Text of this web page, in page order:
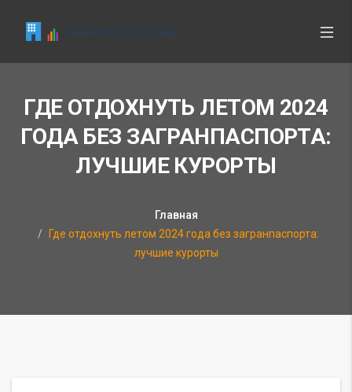
ГДЕ ОТДОХНУТЬ ЛЕТОМ 2024
ГОДА БЕЗ ЗАГРАНПАСПОРТА:
ЛУЧШИЕ КУРОРТЫ
Главная
Где отдохнуть летом 2024 года без загранпаспорта:
лучшие курорты